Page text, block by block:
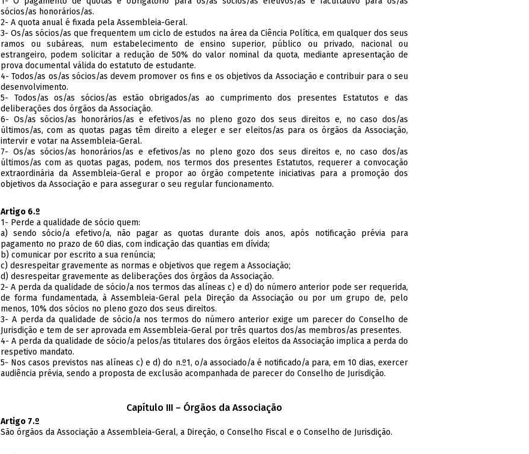
sócios/as honorários/as.
2- A quota anual é fixada pela Assembleia-Geral.
3- Os/as sócios/as que frequentem um ciclo de estudos na área da Ciência Política, em qualquer dos seus
ramos ou subáreas, num estabelecimento de ensino superior, público ou privado, nacional ou
estrangeiro, podem solicitar a redução de 50% do valor nominal da quota, mediante apresentação de
prova documental válida do estatuto de estudante.
4- Todos/as os/as sócios/as devem promover os fins e os objetivos da Associação e contribuir para o seu
desenvolvimento.
5- Todos/as os/as sócios/as estão obrigados/as ao cumprimento dos presentes Estatutos e das
deliberações dos órgãos da Associação.
6- Os/as sócios/as honorários/as e efetivos/as no pleno gozo dos seus direitos e, no caso dos/as
últimos/as, com as quotas pagas têm direito a eleger e ser eleitos/as para os órgãos da Associação,
intervir e votar na Assembleia-Geral.
7- Os/as sócios/as honorários/as e efetivos/as no pleno gozo dos seus direitos e, no caso dos/as
últimos/as com as quotas pagas, podem, nos termos dos presentes Estatutos, requerer a convocação
extraordinária da Assembleia-Geral e propor ao órgão competente iniciativas para a promoção dos
objetivos da Associação e para assegurar o seu regular funcionamento.
Artigo 6.º
1- Perde a qualidade de sócio quem:
a) sendo sócio/a efetivo/a, não pagar as quotas durante dois anos, após notificação prévia para
pagamento no prazo de 60 dias, com indicação das quantias em dívida;
b) comunicar por escrito a sua renúncia;
c) desrespeitar gravemente as normas e objetivos que regem a Associação;
d) desrespeitar gravemente as deliberações dos órgãos da Associação.
2- A perda da qualidade de sócio/a nos termos das alíneas c) e d) do número anterior pode ser requerida,
de forma fundamentada, à Assembleia-Geral pela Direção da Associação ou por um grupo de, pelo
menos, 10% dos sócios no pleno gozo dos seus direitos.
3- A perda da qualidade de sócio/a nos termos do número anterior exige um parecer do Conselho de
Jurisdição e tem de ser aprovada em Assembleia-Geral por três quartos dos/as membros/as presentes.
4- A perda da qualidade de sócio/a pelos/as titulares dos órgãos eleitos da Associação implica a perda do
respetivo mandato.
5- Nos casos previstos nas alíneas c) e d) do n.º1, o/a associado/a é notificado/a para, em 10 dias, exercer
audiência prévia, sendo a proposta de exclusão acompanhada de parecer do Conselho de Jurisdição.
Capítulo III – Órgãos da Associação
Artigo 7.º
São órgãos da Associação a Assembleia-Geral, a Direção, o Conselho Fiscal e o Conselho de Jurisdição.